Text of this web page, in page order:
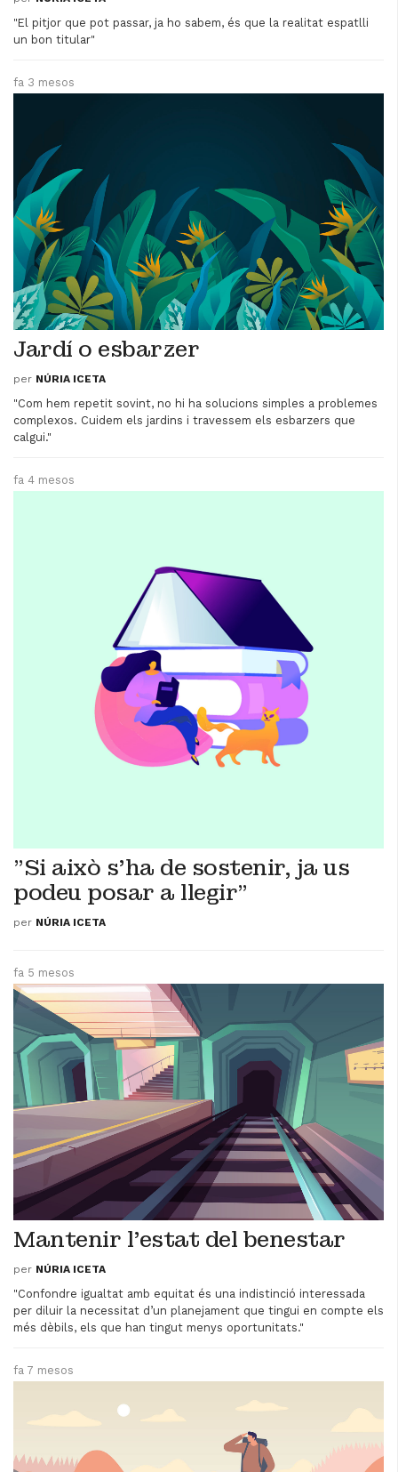
"El pitjor que pot passar, ja ho sabem, és que la realitat espatlli
un bon titular"
fa 3 mesos
Jardí o esbarzer
per NÚRIA ICETA
"Com hem repetit sovint, no hi ha solucions simples a problemes
complexos. Cuidem els jardins i travessem els esbarzers que
calgui."
fa 4 mesos
"Si això s'ha de sostenir, ja us
podeu posar a llegir"
per NÚRIA ICETA
fa 5 mesos
Mantenir l'estat del benestar
per NÚRIA ICETA
"Confondre igualtat amb equitat és una indistinció interessada
per diluir la necessitat d’un planejament que tingui en compte els
més dèbils, els que han tingut menys oportunitats."
fa 7 mesos